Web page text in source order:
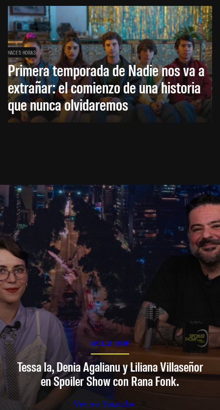
HACE 5 HORAS
Primera temporada de Nadie nos va a
extrañar: el comienzo de una historia
que nunca olvidaremos
SPOILER SHOW
Tessa Ia, Denia Agalianu y Liliana Villaseñor
en Spoiler Show con Rana Fonk.
Ver en Youtube